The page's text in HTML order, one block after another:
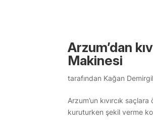
Arzum’dan
Makinesi
tarafından Kağan Demirgil
Arzum’un kıvırcık
kuruturken şekil verme